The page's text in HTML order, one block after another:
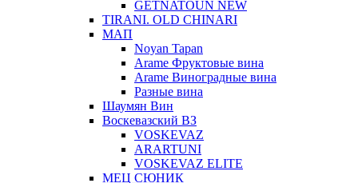
GETNATOUN NEW
TIRANI. OLD CHINARI
МАП
Noyan Tapan
Arame Фруктовые вина
Arame Виноградные вина
Разные вина
Шаумян Вин
Воскевазский ВЗ
VOSKEVAZ
ARARTUNI
VOSKEVAZ ELITE
МЕЦ СЮНИК